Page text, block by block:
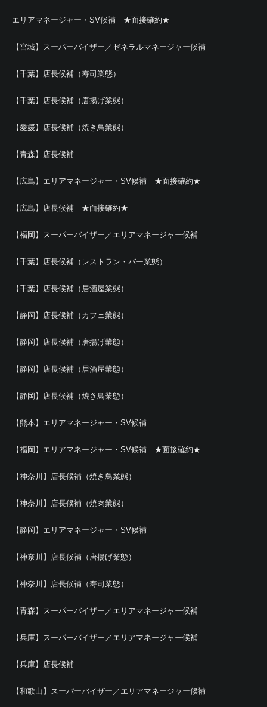
エリアマネージャー・SV候補 ★面接確約★
【宮城】スーパーバイザー／ゼネラルマネージャー候補
【千葉】店長候補（寿司業態）
【千葉】店長候補（唐揚げ業態）
【愛媛】店長候補（焼き鳥業態）
【青森】店長候補
【広島】エリアマネージャー・SV候補 ★面接確約★
【広島】店長候補 ★面接確約★
【福岡】スーパーバイザー／エリアマネージャー候補
【千葉】店長候補（レストラン・バー業態）
【千葉】店長候補（居酒屋業態）
【静岡】店長候補（カフェ業態）
【静岡】店長候補（唐揚げ業態）
【静岡】店長候補（居酒屋業態）
【静岡】店長候補（焼き鳥業態）
【熊本】エリアマネージャー・SV候補
【福岡】エリアマネージャー・SV候補 ★面接確約★
【神奈川】店長候補（焼き鳥業態）
【神奈川】店長候補（焼肉業態）
【静岡】エリアマネージャー・SV候補
【神奈川】店長候補（唐揚げ業態）
【神奈川】店長候補（寿司業態）
【青森】スーパーバイザー／エリアマネージャー候補
【兵庫】スーパーバイザー／エリアマネージャー候補
【兵庫】店長候補
【和歌山】スーパーバイザー／エリアマネージャー候補